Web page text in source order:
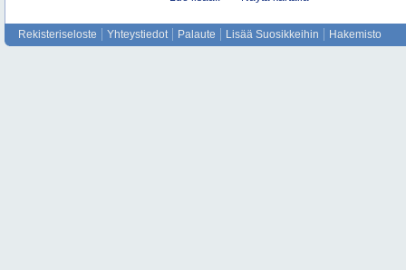
Rekisteriseloste Yhteystiedot Palaute Lisää Suosikkeihin Hakemisto